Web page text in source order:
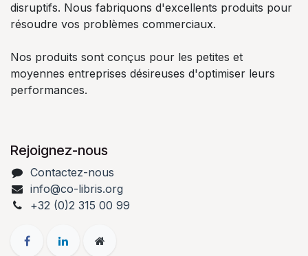
disruptifs. Nous fabriquons d'excellents produits pour
résoudre vos problèmes commerciaux.
Nos produits sont conçus pour les petites et
moyennes entreprises désireuses d'optimiser leurs
performances.
Rejoignez-nous
Contactez-nous
info@co-libris.org
+32 (0)2 315 00 99